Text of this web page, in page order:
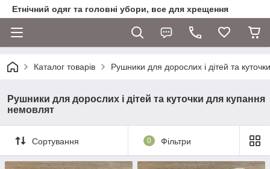
Етнічний одяг та головні убори, все для хрещення
Каталог товарів Рушники для дорослих і дітей та
Рушники для дорослих і дітей та куточки для купання
немовлят
Сортування 0 Фільтри